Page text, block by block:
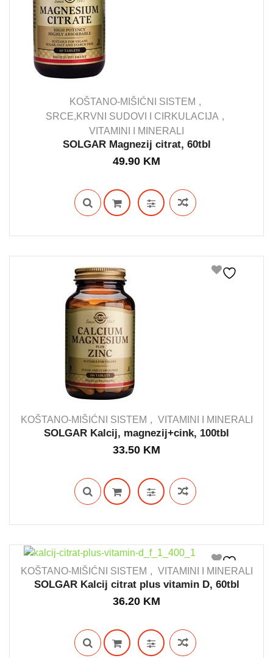
IN STOCK
KOŠTANO-MIŠIĆNI SISTEM
SRCE,KRVNI SUDOVI I CIRKULACIJA
VITAMINI I MINERALI
SOLGAR Magnezij citrat, 60tbl
49.90 KM
OUT STOCK
KOŠTANO-MIŠIĆNI SISTEM VITAMINI I MINERALI
SOLGAR Kalcij, magnezij+cink, 100tbl
33.50 KM
OUT STOCK
KOŠTANO-MIŠIĆNI SISTEM VITAMINI I MINERALI
SOLGAR Kalcij citrat plus vitamin D, 60tbl
36.20 KM